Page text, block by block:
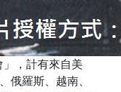
，計有來自美
俄羅斯、越南、